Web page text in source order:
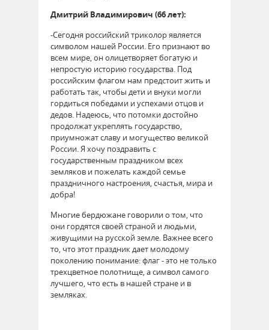
Дмитрий Владимирович (66 лет):
-Сегодня российский триколор является
символом нашей России. Его признают во
всем мире, он олицетворяет богатую и
непростую историю государства. Под
российским флагом нам предстоит жить и
работать так, чтобы дети и внуки могли
гордиться победами и успехами отцов и
дедов. Надеюсь, что потомки достойно
продолжат укреплять государство,
приумножат славу и могущество великой
России. Я хочу поздравить с
государственным праздником всех
земляков и пожелать каждой семье
праздничного настроения, счастья, мира и
добра!
Многие бердюжане говорили о том, что
они гордятся своей страной и людьми,
живущими на русской земле. Важнее всего
то, что этот праздник дает молодому
поколению понимание: флаг - это не только
трехцветное полотнище, а символ самого
лучшего, что есть в нашей стране и в
земляках.